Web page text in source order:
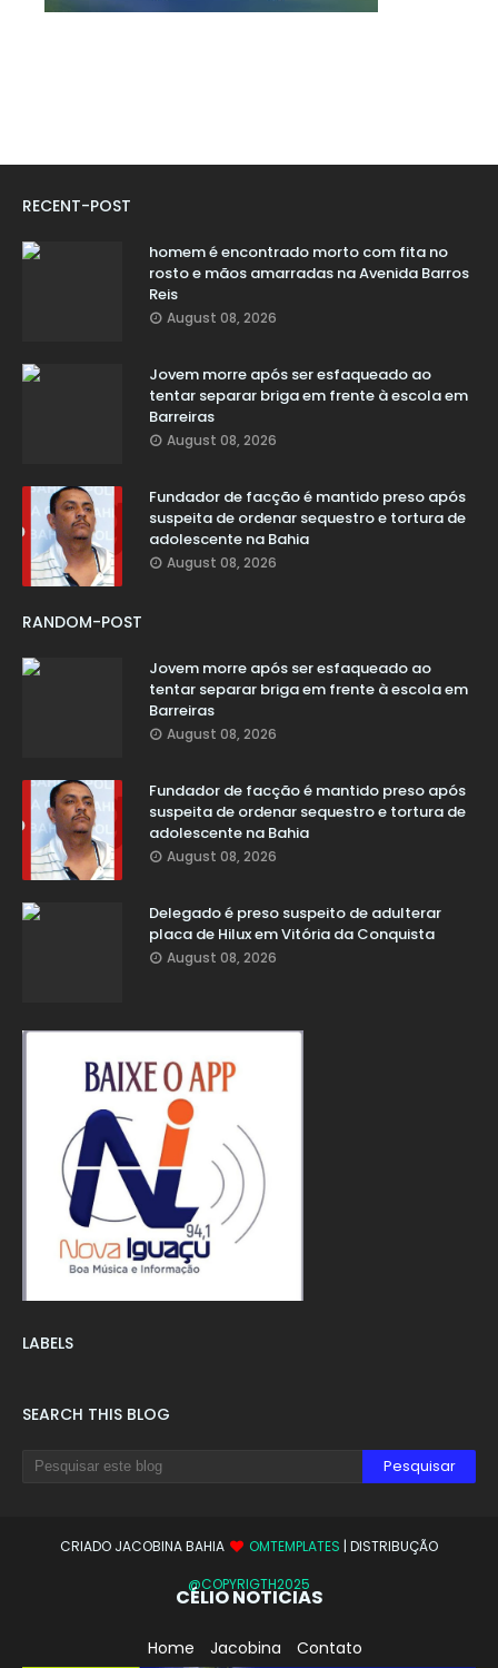
RECENT-POST
homem é encontrado morto com fita no
rosto e mãos amarradas na Avenida Barros
Reis
August 08, 2026
Jovem morre após ser esfaqueado ao
tentar separar briga em frente à escola em
Barreiras
August 08, 2026
Fundador de facção é mantido preso após
suspeita de ordenar sequestro e tortura de
adolescente na Bahia
August 08, 2026
RANDOM-POST
Jovem morre após ser esfaqueado ao
tentar separar briga em frente à escola em
Barreiras
August 08, 2026
Fundador de facção é mantido preso após
suspeita de ordenar sequestro e tortura de
adolescente na Bahia
August 08, 2026
Delegado é preso suspeito de adulterar
placa de Hilux em Vitória da Conquista
August 08, 2026
LABELS
SEARCH THIS BLOG
CRIADO JACOBINA BAHIA OMTEMPLATES | DISTRIBUÇÃO
@COPYRIGTH2025
CÉLIO NOTICIAS
Home Jacobina Contato